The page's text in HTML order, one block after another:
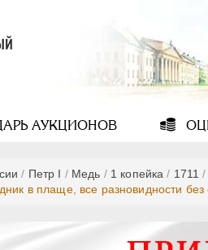
АУКЦИОНОВ
/ Пeтр I / Медь / 1 копейка / 1711 /
в плаще, все разновидности без